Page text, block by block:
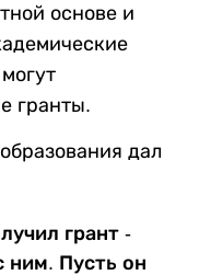
основе и
гранты.
дал
грант -
ним. Пусть он